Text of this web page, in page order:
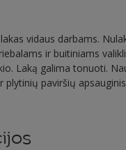
vidaus darbams.
ir buitiniams
Laką galima tonuoti.
paviršių